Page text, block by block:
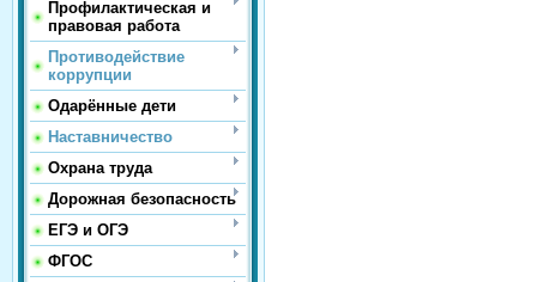
Профилактическая и
правовая работа
Противодействие
коррупции
Одарённые дети
Наставничество
Охрана труда
Дорожная безопасность
ЕГЭ и ОГЭ
ФГОС